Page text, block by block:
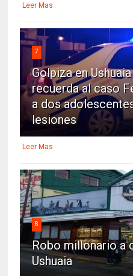
Leer Mas
7
Golpiza en
recuerda al caso
a dos
lesiones
Leer Mas
8
Robo millonario a
Ushuaia